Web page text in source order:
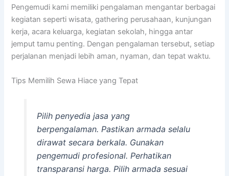
Pengemudi kami memiliki pengalaman mengantar berbagai
kegiatan seperti wisata, gathering perusahaan, kunjungan
kerja, acara keluarga, kegiatan sekolah, hingga antar
jemput tamu penting. Dengan pengalaman tersebut, setiap
perjalanan menjadi lebih aman, nyaman, dan tepat waktu.
Tips Memilih Sewa Hiace yang Tepat
Pilih penyedia jasa yang
berpengalaman. Pastikan armada selalu
dirawat secara berkala. Gunakan
pengemudi profesional. Perhatikan
transparansi harga. Pilih armada sesuai